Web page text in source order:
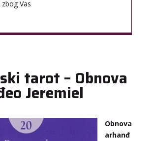
Vas
tarot – Obnova
Jeremiel
Obnova
arhanđ